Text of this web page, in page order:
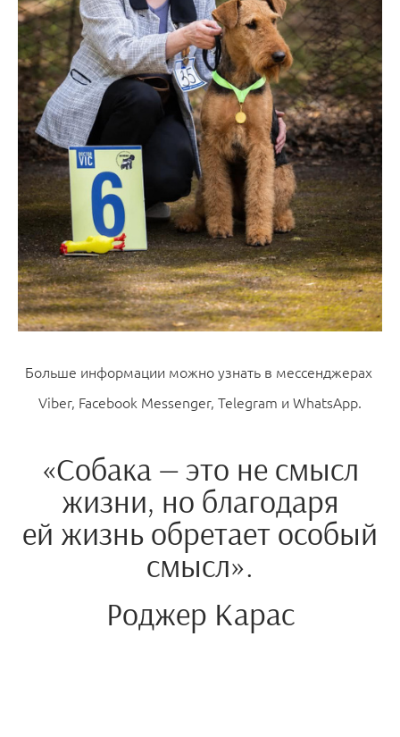
Больше информации можно узнать в мессенджерах
Viber, Facebook Messenger, Telegram и WhatsApp.
«Собака — это не смысл
жизни, но благодаря
ей жизнь обретает особый
смысл».
Роджер Карас